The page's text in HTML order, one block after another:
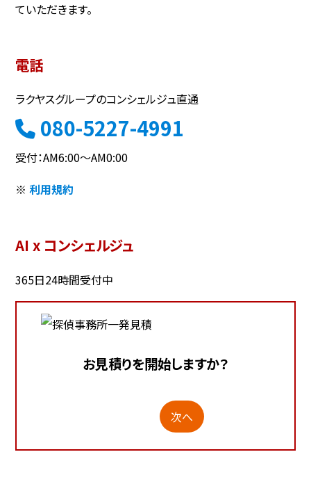
ていただきます。
電話
ラクヤスグループのコンシェルジュ直通
080-5227-4991
受付：AM6:00～AM0:00
※利用規約
AI x コンシェルジュ
365日24時間受付中
お見積りを開始しますか？
次へ